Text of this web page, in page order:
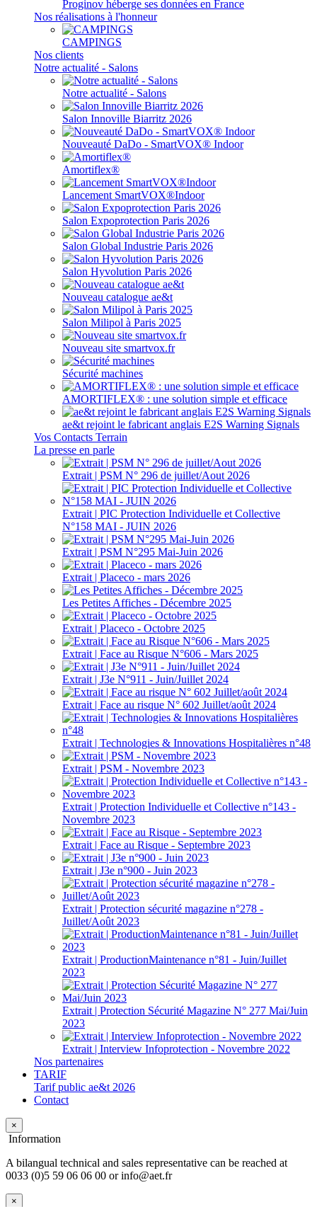
Proginov héberge ses données en France
Nos réalisations à l'honneur
CAMPINGS
Nos clients
Notre actualité - Salons
Notre actualité - Salons
Salon Innoville Biarritz 2026
Nouveauté DaDo - SmartVOX® Indoor
Amortiflex®
Lancement SmartVOX®Indoor
Salon Expoprotection Paris 2026
Salon Global Industrie Paris 2026
Salon Hyvolution Paris 2026
Nouveau catalogue ae&t
Salon Milipol à Paris 2025
Nouveau site smartvox.fr
Sécurité machines
AMORTIFLEX® : une solution simple et efficace
ae&t rejoint le fabricant anglais E2S Warning Signals
Vos Contacts Terrain
La presse en parle
Extrait | PSM N° 296 de juillet/Aout 2026
Extrait | PIC Protection Individuelle et Collective
N°158 MAI - JUIN 2026
Extrait | PSM N°295 Mai-Juin 2026
Extrait | Placeco - mars 2026
Les Petites Affiches - Décembre 2025
Extrait | Placeco - Octobre 2025
Extrait | Face au Risque N°606 - Mars 2025
Extrait | J3e N°911 - Juin/Juillet 2024
Extrait | Face au risque N° 602 Juillet/août 2024
Extrait | Technologies & Innovations Hospitalières n°48
Extrait | PSM - Novembre 2023
Extrait | Protection Individuelle et Collective n°143 -
Novembre 2023
Extrait | Face au Risque - Septembre 2023
Extrait | J3e n°900 - Juin 2023
Extrait | Protection sécurité magazine n°278 -
Juillet/Août 2023
Extrait | ProductionMaintenance n°81 - Juin/Juillet
2023
Extrait | Protection Sécurité Magazine N° 277 Mai/Juin
2023
Extrait | Interview Infoprotection - Novembre 2022
Nos partenaires
TARIF
Tarif public ae&t 2026
Contact
×
Information
A bilangual technical and sales representative can be reached at
0033 (0)5 59 06 06 00 or info@aet.fr
×